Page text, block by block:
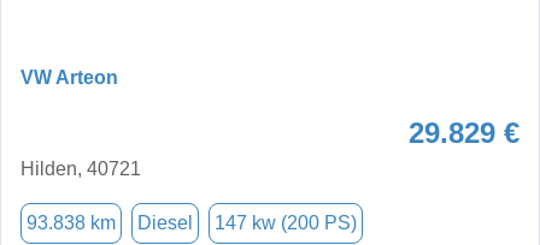
VW Arteon
29.829 €
Hilden, 40721
93.838 km Diesel 147 kw (200 PS)